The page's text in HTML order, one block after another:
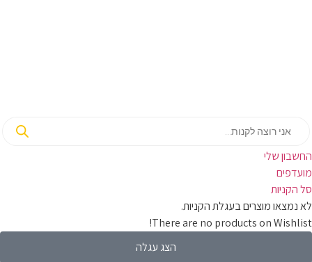
שלי‬
מוצרים בעגלת הקניות.
There are no products on
הצג עגלה